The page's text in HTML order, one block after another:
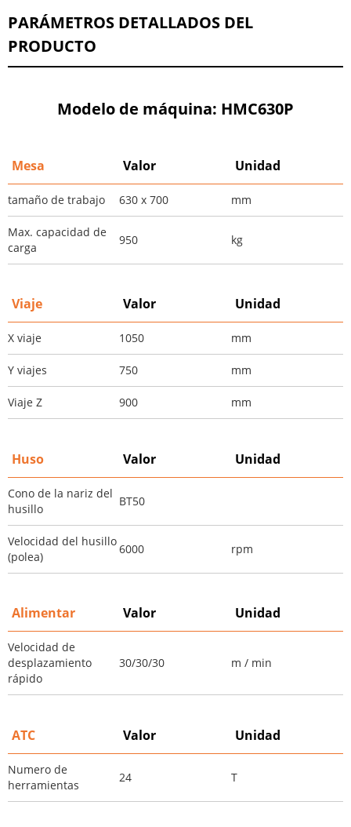
PARÁMETROS DETALLADOS DEL
PRODUCTO
Modelo de máquina: HMC630P
Mesa Valor Unidad
tamaño de trabajo 630 x 700 mm
Max. capacidad de
carga
950 kg
Viaje Valor Unidad
X viaje 1050 mm
Y viajes 750 mm
Viaje Z 900 mm
Huso Valor Unidad
Cono de la nariz del
husillo
BT50
Velocidad del husillo
(polea)
6000 rpm
Alimentar Valor Unidad
Velocidad de
desplazamiento
rápido
30/30/30 m / min
ATC Valor Unidad
Numero de
herramientas
24 T